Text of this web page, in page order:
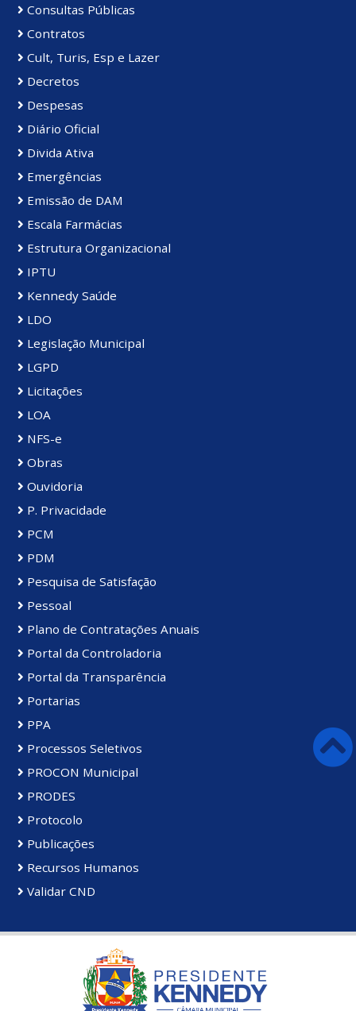
Consultas Públicas
Contratos
Cult, Turis, Esp e Lazer
Decretos
Despesas
Diário Oficial
Divida Ativa
Emergências
Emissão de DAM
Escala Farmácias
Estrutura Organizacional
IPTU
Kennedy Saúde
LDO
Legislação Municipal
LGPD
Licitações
LOA
NFS-e
Obras
Ouvidoria
P. Privacidade
PCM
PDM
Pesquisa de Satisfação
Pessoal
Plano de Contratações Anuais
Portal da Controladoria
Portal da Transparência
Portarias
PPA
Processos Seletivos
PROCON Municipal
PRODES
Protocolo
Publicações
Recursos Humanos
Validar CND